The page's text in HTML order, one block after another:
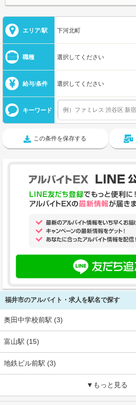
エリア/駅 下河北町
職種 選択してください
給与/条件 選択してください
キーワード
この条件を保存する
福井市のアルバイト・求人を駅名で探す
奥田中学校前駅 (3)
富山駅 (15)
地鉄ビル前駅 (3)
▼もっと見る